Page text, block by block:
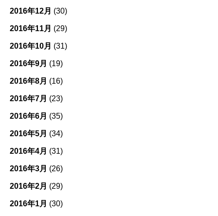
2016年12月 (30)
2016年11月 (29)
2016年10月 (31)
2016年9月 (19)
2016年8月 (16)
2016年7月 (23)
2016年6月 (35)
2016年5月 (34)
2016年4月 (31)
2016年3月 (26)
2016年2月 (29)
2016年1月 (30)